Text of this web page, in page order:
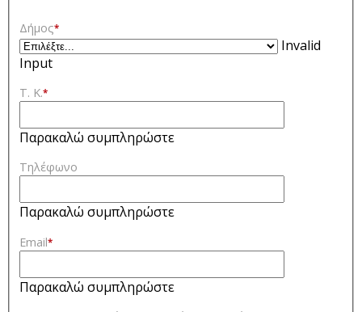
Δήμος*
Invalid
Input
Τ. Κ.*
Παρακαλώ συμπληρώστε
Τηλέφωνο
Παρακαλώ συμπληρώστε
Email*
Παρακαλώ συμπληρώστε